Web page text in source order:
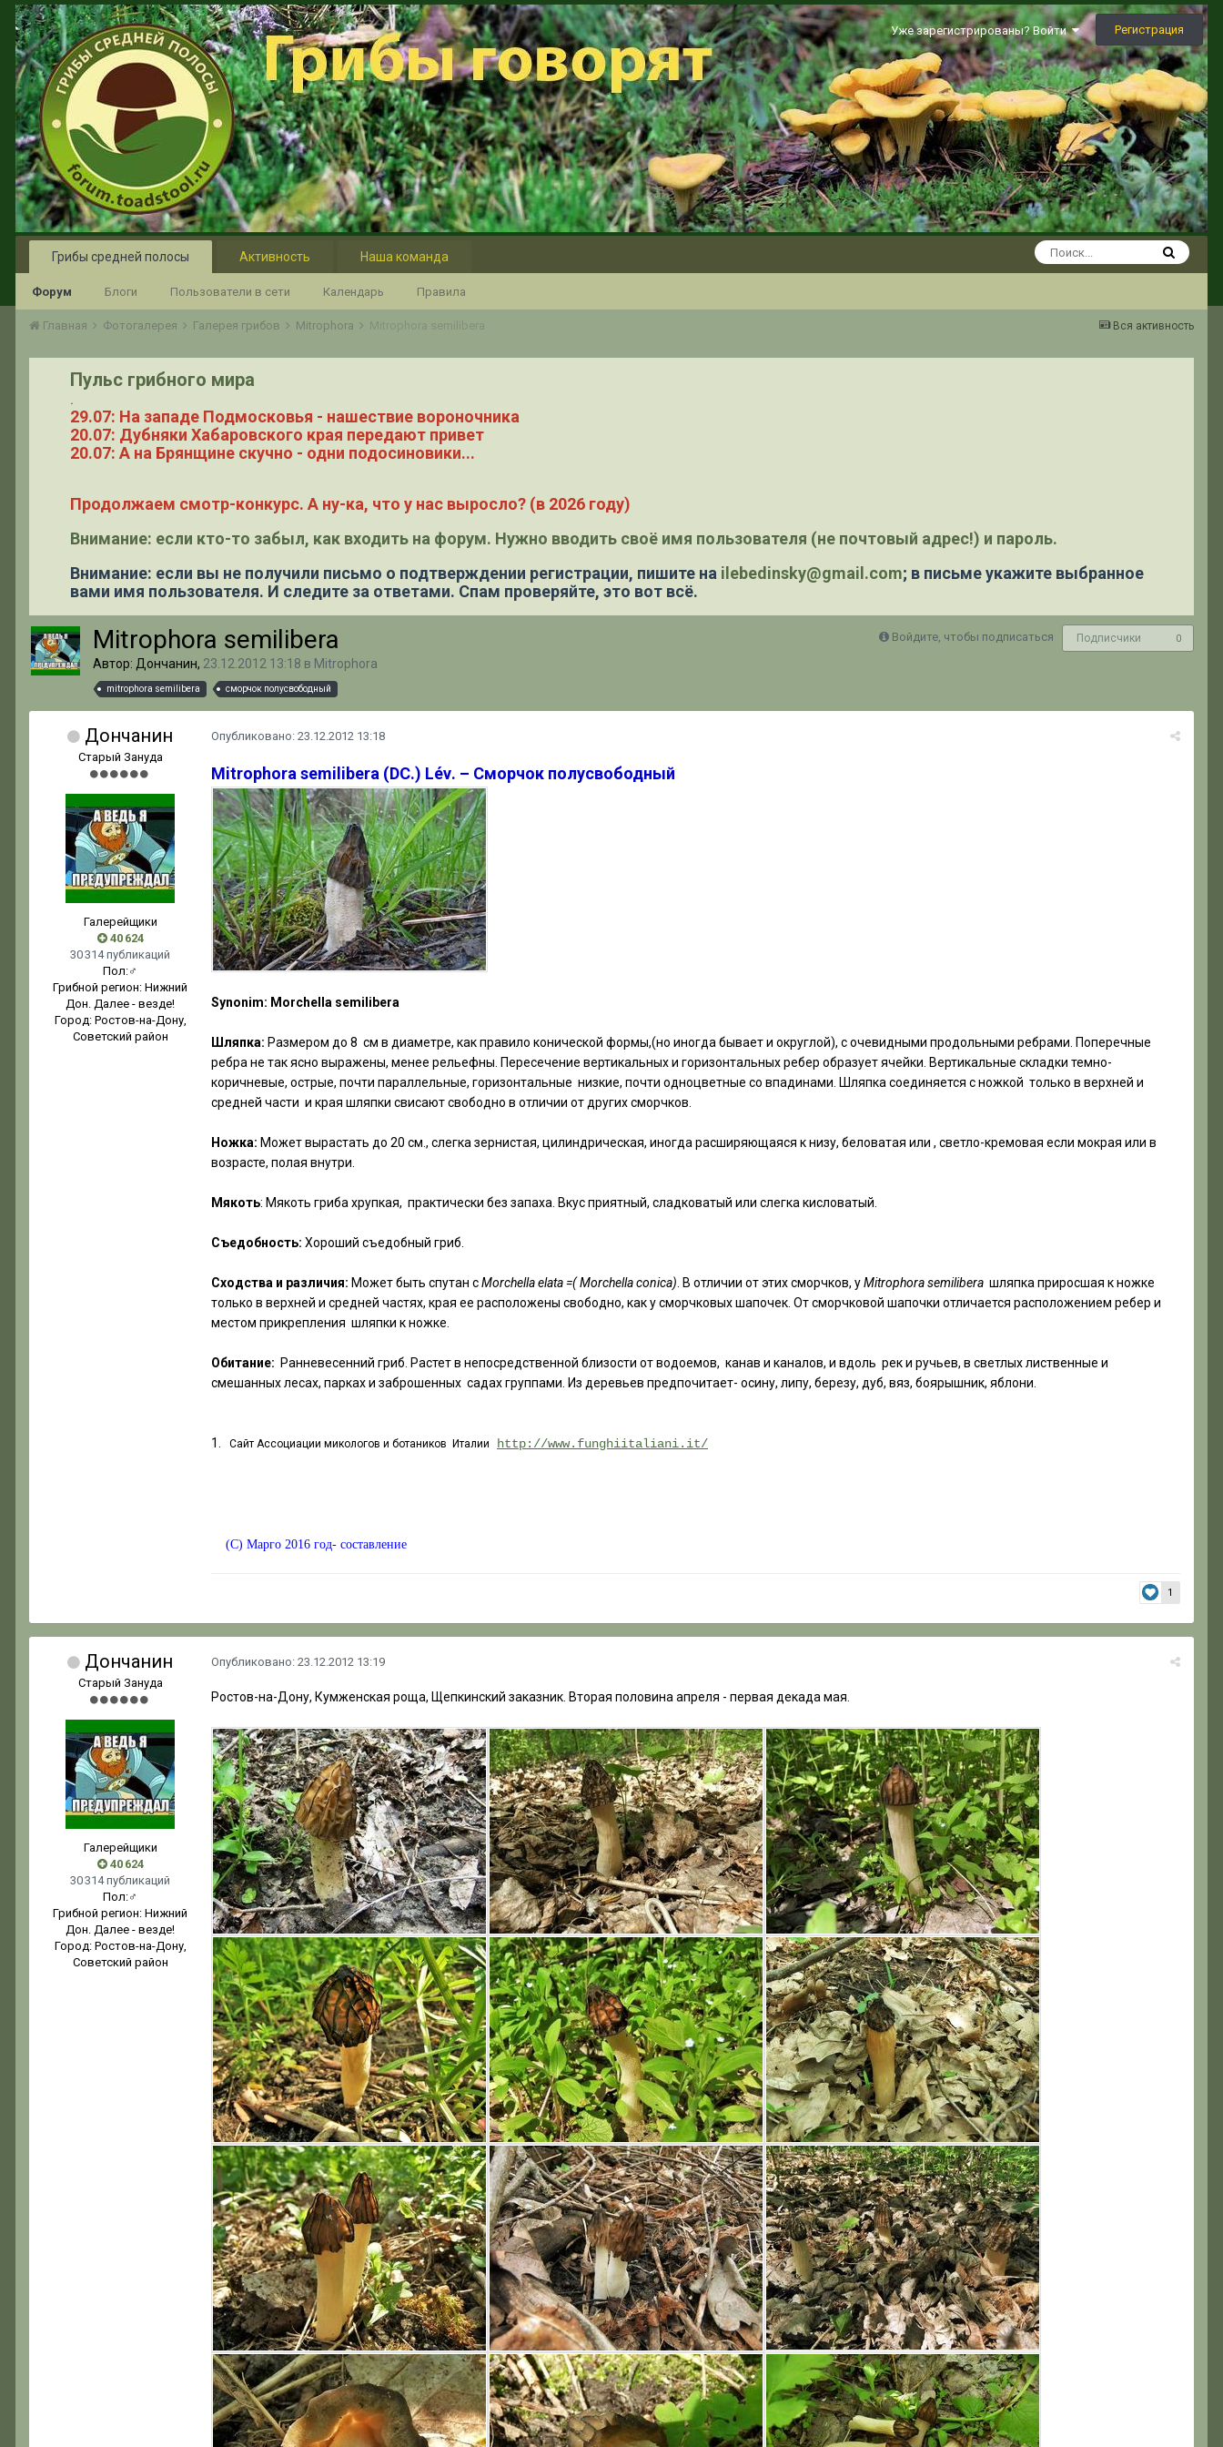
Уже зарегистрированы? Войти Регистрация
Грибы средней полосы
Форум Блоги Пользователи в сети Календарь Правила
Активность Наша команда
Вся активность
Главная Фотогалерея Галерея грибов Mitrophora Mitrophora semilibera
Пульс грибного мира
.
29.07: На западе Подмосковья - нашествие вороночника
20.07: Дубняки Хабаровского края передают привет
20.07: А на Брянщине скучно - одни подосиновики...
Продолжаем смотр-конкурс. А ну-ка, что у нас выросло? (в 2026 году)
Внимание: если кто-то забыл, как входить на форум. Нужно вводить своё имя пользователя (не почтовый адрес!) и пароль.
Внимание: если вы не получили письмо о подтверждении регистрации, пишите на ilebedinsky@gmail.com; в письме укажите выбранное
вами имя пользователя. И следите за ответами. Спам проверяйте, это вот всё.
Войдите, чтобы подписаться Подписчики 0
Mitrophora semilibera
Автор: Дончанин, 23.12.2012 13:18 в Mitrophora
mitrophora semilibera сморчок полусвободный
Дончанин
Старый Зануда
Галерейщики
40 624
30 314 публикаций
Пол:♂
Грибной регион: Нижний
Дон. Далее - везде!
Город: Ростов-на-Дону,
Советский район
Опубликовано: 23.12.2012 13:18
Mitrophora semilibera (DC.) Lév. – Сморчок полусвободный
Synonim: Morchella semilibera
Шляпка: Размером до 8 см в диаметре, как правило конической формы,(но иногда бывает и округлой), с очевидными продольными ребрами. Поперечные
ребра не так ясно выражены, менее рельефны. Пересечение вертикальных и горизонтальных ребер образует ячейки. Вертикальные складки темно-
коричневые, острые, почти параллельные, горизонтальные низкие, почти одноцветные со впадинами. Шляпка соединяется с ножкой только в верхней и
средней части и края шляпки свисают свободно в отличии от других сморчков.
Ножка: Может вырастать до 20 см., слегка зернистая, цилиндрическая, иногда расширяющаяся к низу, беловатая или , светло-кремовая если мокрая или в
возрасте, полая внутри.
Мякоть: Мякоть гриба хрупкая, практически без запаха. Вкус приятный, сладковатый или слегка кисловатый.
Съедобность: Хороший съедобный гриб.
Сходства и различия: Может быть спутан сMorchella elata =( Morchella conica) . В отличии от этих сморчков, уMitrophora semilibera шляпка приросшая к ножке
только в верхней и средней частях, края ее расположены свободно, как у сморчковых шапочек. От сморчковой шапочки отличается расположением ребер и
местом прикрепления шляпки к ножке.
Обитание: Ранневесенний гриб. Растет в непосредственной близости от водоемов, канав и каналов, и вдоль рек и ручьев, в светлых лиственные и
смешанных лесах, парках и заброшенных садах группами. Из деревьев предпочитает- осину, липу, березу, дуб, вяз, боярышник, яблони.
1. Сайт Ассоциации микологов и ботаников Италии http://www.funghiitaliani.it/
(C) Марго 2016 год- составление
1
Дончанин
Старый Зануда
Галерейщики
40 624
30 314 публикаций
Пол:♂
Грибной регион: Нижний
Дон. Далее - везде!
Город: Ростов-на-Дону,
Советский район
Опубликовано: 23.12.2012 13:19
Ростов-на-Дону, Кумженская роща, Щепкинский заказник. Вторая половина апреля - первая декада мая.